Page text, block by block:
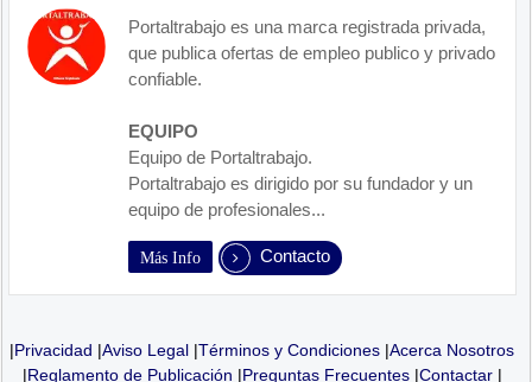
Portaltrabajo es una marca registrada privada,
que publica ofertas de empleo publico y privado
confiable.
EQUIPO
Equipo de Portaltrabajo.
Portaltrabajo es dirigido por su fundador y un
equipo de profesionales...
Más Info Contacto
|Privacidad |Aviso Legal |Términos y Condiciones |Acerca Nosotros
|Reglamento de Publicación |Preguntas Frecuentes|Contactar|